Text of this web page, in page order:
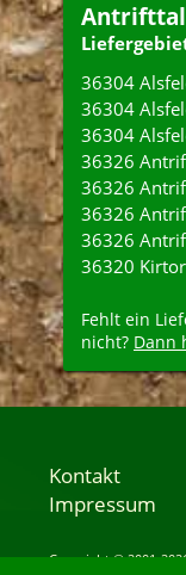
Antrifttal
36304
36304
36304
36326
36326
36326
36326
36320
Fehlt ein
nicht? Dann
Kontakt
Impressum
Copyright © 2001-